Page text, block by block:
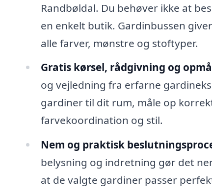
Randbøldal. Du behøver ikke at
en enkelt butik. Gardinbussen
alle farver, mønstre og stoftyper.
Gratis kørsel, rådgivning og
og vejledning fra erfarne
gardiner til dit rum, måle op
farvekoordination og stil.
Nem og praktisk
belysning og indretning gør det
at de valgte gardiner passer